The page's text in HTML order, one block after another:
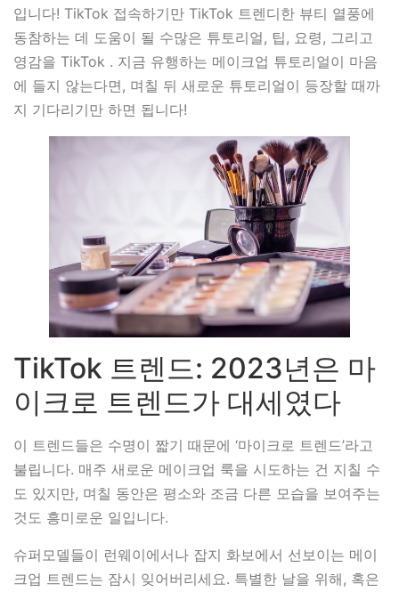
입니다! TikTok 접속하기만 TikTok 트렌디한 뷰티 열풍에
동참하는 데 도움이 될 수많은 튜토리얼, 팁, 요령, 그리고
영감을 TikTok . 지금 유행하는 메이크업 튜토리얼이 마음
에 들지 않는다면, 며칠 뒤 새로운 튜토리얼이 등장할 때까
지 기다리기만 하면 됩니다!
TikTok 트렌드: 2023년은 마
이크로 트렌드가 대세였다
이 트렌드들은 수명이 짧기 때문에 ‘마이크로 트렌드’라고
불립니다. 매주 새로운 메이크업 룩을 시도하는 건 지칠 수
도 있지만, 며칠 동안은 평소와 조금 다른 모습을 보여주는
것도 흥미로운 일입니다.
슈퍼모델들이 런웨이에서나 잡지 화보에서 선보이는 메이
크업 트렌드는 잠시 잊어버리세요. 특별한 날을 위해, 혹은